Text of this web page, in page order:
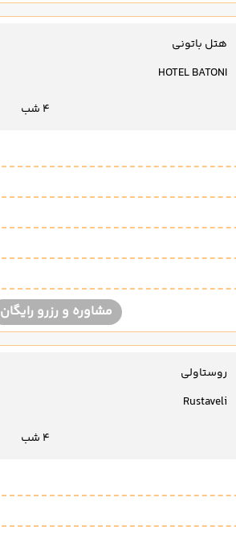
هتل باتونی
HOTEL BATONI
4 شب
مشاوره و رزرو رایگان
روستاولی
Rustaveli
4 شب